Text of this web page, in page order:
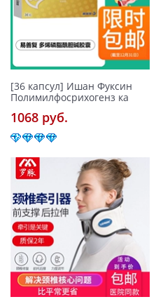
[36 капсул] Ишан Фуксин
Полимилфосрихогенз ка
1068 pуб.